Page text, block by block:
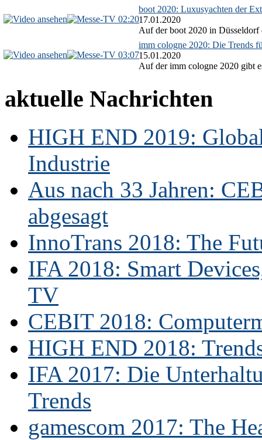
02:20
boot 2020: Luxusyachten der
17.01.2020
Auf der boot 2020 in Düsseldorf
03:07
imm cologne 2020: Die Trends
15.01.2020
Auf der imm cologne 2020 gibt
aktuelle Nachrichten
HIGH END 2019:
Industrie
Aus nach 33 Jahren:
abgesagt
InnoTrans 2018: The
IFA 2018: Smart
TV
CEBIT 2018:
HIGH END 2018:
IFA 2017: Die
Trends
gamescom 2017: The